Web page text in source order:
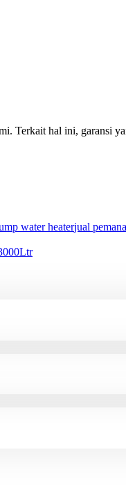
Terkait hal ini, garansi
water heaterjual